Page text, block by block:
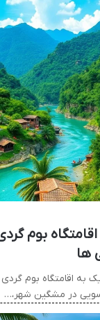
بوم
ها
به اقامتگاه بوم
سویی در مشگین شهر،…